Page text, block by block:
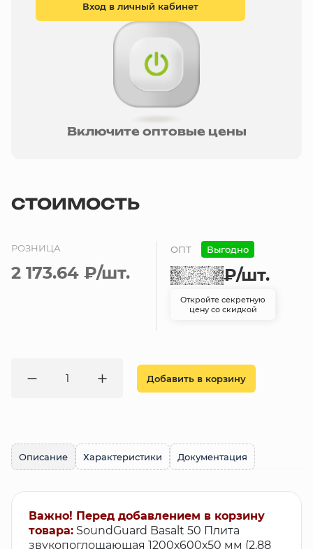
Вход в личный кабинет
Включите оптовые цены
СТОИМОСТЬ
РОЗНИЦА
2 173.64 ₽/шт.
ОПТ Выгодно
₽/шт.
Откройте секретную
цену со скидкой
Добавить в корзину
Описание Характеристики Документация
Важно! Перед добавлением в корзину
товара: SoundGuard Basalt 50 Плита
звукопоглощающая 1200х600х50 мм (2,88